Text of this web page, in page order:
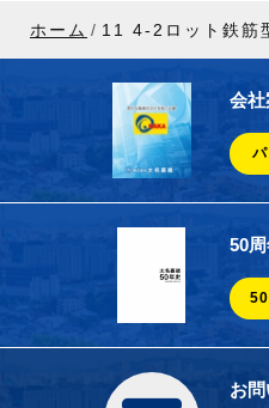
ホーム 11 4-2ロット鉄筋
会社
50
お